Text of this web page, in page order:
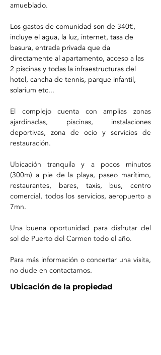
amueblado.
Los gastos de comunidad son de 340€,
incluye el agua, la luz, internet, tasa de
basura, entrada privada que da
directamente al apartamento, acceso a las
2 piscinas y todas la infraestructuras del
hotel, cancha de tennis, parque infantil,
solarium etc...
El complejo cuenta con amplias zonas
ajardinadas, piscinas, instalaciones
deportivas, zona de ocio y servicios de
restauración.
Ubicación tranquila y a pocos minutos
(300m) a pie de la playa, paseo marítimo,
restaurantes, bares, taxis, bus, centro
comercial, todos los servicios, aeropuerto a
7mn.
Una buena oportunidad para disfrutar del
sol de Puerto del Carmen todo el año.
Para más información o concertar una visita,
no dude en contactarnos.
Ubicación de la propiedad